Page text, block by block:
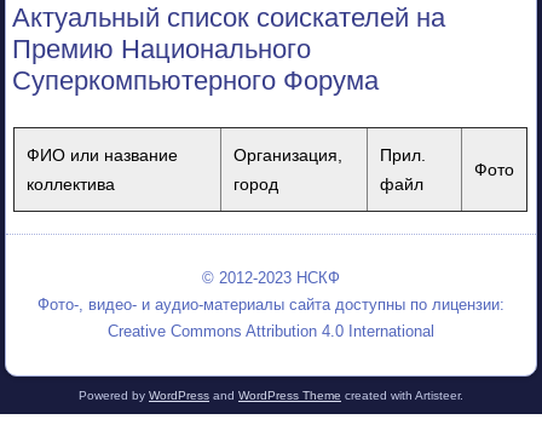
Актуальный список соискателей на
Премию Национального
Суперкомпьютерного Форума
ФИО или название
коллектива
Организация,
город
Прил.
файл
Фото
© 2012-2023 НСКФ
Фото-, видео- и аудио-материалы сайта доступны по лицензии:
Creative Commons Attribution 4.0 International
Powered by WordPress and WordPress Theme created with Artisteer.